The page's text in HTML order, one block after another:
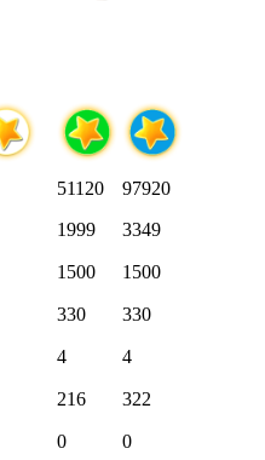
51120 97920
1999 3349
1500 1500
330 330
4 4
216 322
0 0